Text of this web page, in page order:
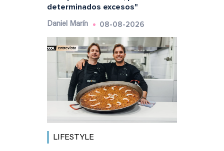
determinados excesos"
Daniel Marín 08-08-2026
LIFESTYLE